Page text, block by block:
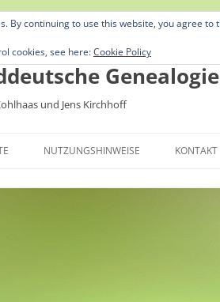
und Jens Kirchhoff
NUTZUNGSHINWEISE KONTAKT
By continuing to use this website, you agree to
cookies, see here:Cookie Policy